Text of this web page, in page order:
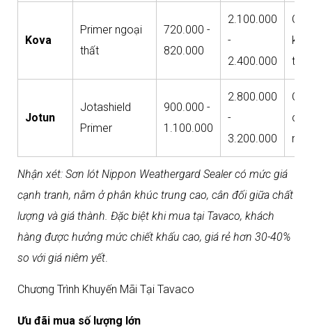
Kova
Primer ngoại
thất
720.000 -
820.000
2.100.000
-
2.400.000
tốt
Jotun
Jotashield
Primer
900.000 -
1.100.000
2.800.000
-
3.200.000
Cao
cấp
nhất
Nhận xét: Sơn lót Nippon Weathergard Sealer có mức giá
cạnh tranh, nằm ở phân khúc trung cao, cân đối giữa chất
lượng và giá thành. Đặc biệt khi mua tại Tavaco, khách
hàng được hưởng mức chiết khấu cao, giá rẻ hơn 30-40%
so với giá niêm yết.​
Chương Trình Khuyến Mãi Tại Tavaco
Ưu đãi mua số lượng lớn